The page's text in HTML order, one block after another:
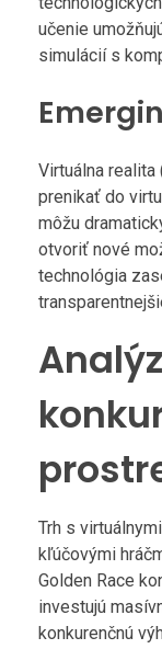
učenie
simulácií s
Virtuálna realita
prenikať do
môžu
otvoriť nové
technológia
Trh s
kľúčovými
Golden Race
investujú
konkurenčnú